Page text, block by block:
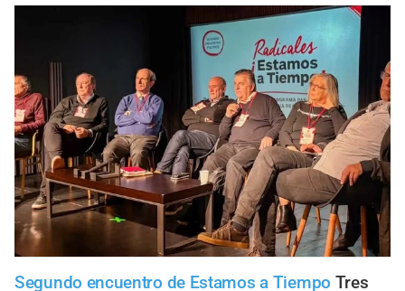
Segundo encuentro de Estamos a Tiempo Tres